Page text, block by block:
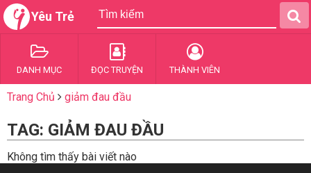
Yêu Trẻ
DANH MỤC ĐỌC TRUYỆN THÀNH VIÊN
Trang Chủ giảm đau đầu
TAG: GIẢM ĐAU ĐẦU
Không tìm thấy bài viết nào